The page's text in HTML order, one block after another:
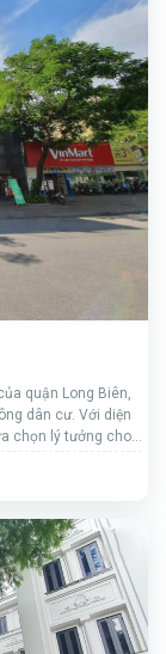
quận Long Biên,
dân cư. Với diện
chọn lý tưởng cho
kinh doanh.